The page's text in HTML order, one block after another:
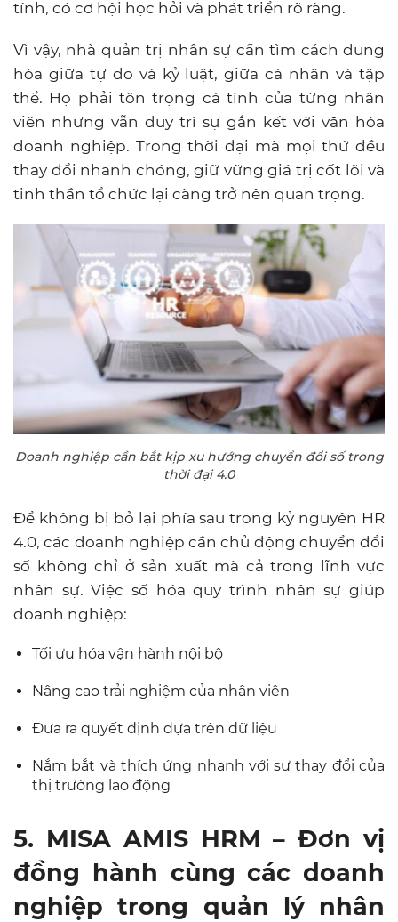
tính, có cơ hội học hỏi và phát triển rõ ràng.
Vì vậy, nhà quản trị nhân sự cần tìm cách dung
hòa giữa tự do và kỷ luật, giữa cá nhân và tập
thể. Họ phải tôn trọng cá tính của từng nhân
viên nhưng vẫn duy trì sự gắn kết với văn hóa
doanh nghiệp. Trong thời đại mà mọi thứ đều
thay đổi nhanh chóng, giữ vững giá trị cốt lõi và
tinh thần tổ chức lại càng trở nên quan trọng.
Doanh nghiệp cần bắt kịp xu hướng chuyển đổi số trong
thời đại 4.0
Để không bị bỏ lại phía sau trong kỷ nguyên HR
4.0, các doanh nghiệp cần chủ động chuyển đổi
số không chỉ ở sản xuất mà cả trong lĩnh vực
nhân sự. Việc số hóa quy trình nhân sự giúp
doanh nghiệp:
Tối ưu hóa vận hành nội bộ
Nâng cao trải nghiệm của nhân viên
Đưa ra quyết định dựa trên dữ liệu
Nắm bắt và thích ứng nhanh với sự thay đổi của
thị trường lao động
5. MISA AMIS HRM – Đơn vị
đồng hành cùng các doanh
nghiệp trong quản lý nhân